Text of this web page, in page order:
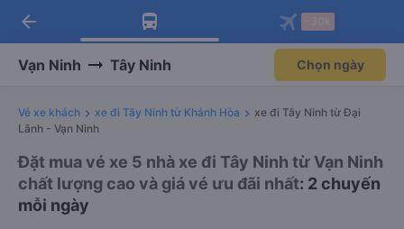
Tải app Vexere ngay!
Nhận ưu đãi thành viên độc
Mở app
Tải app Vexere
-30k/ghế khi đặt vé máy bay qua
Mở app
arrow_back
Vạn Ninh Tây Ninh Chọn ngày
Vé xe khách xe đi Tây Ninh từ Khánh Hòa
xe đi Tây Ninh từ Đại
Lãnh - Vạn Ninh
Đặt mua vé xe 5 nhà xe đi Tây Ninh từ Vạn Ninh
chất lượng cao và giá vé ưu đãi nhất: 2 chuyến
mỗi ngày